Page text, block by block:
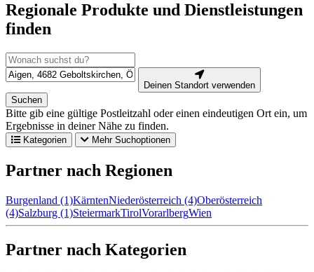
Regionale Produkte und Dienstleistungen
finden
Deinen Standort verwenden
Suchen
Bitte gib eine gültige Postleitzahl oder einen eindeutigen Ort ein, um
Ergebnisse in deiner Nähe zu finden.
Kategorien Mehr Suchoptionen
Partner nach Regionen
Burgenland (1)KärntenNiederösterreich (4)Oberösterreich
(4)Salzburg (1)SteiermarkTirolVorarlbergWien
Partner nach Kategorien